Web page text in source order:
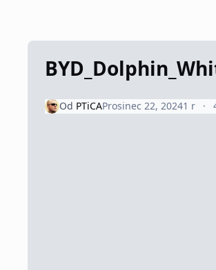
Od PTiCAProsinec 22, 20241 r